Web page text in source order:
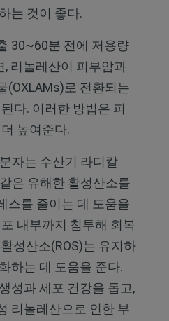
는 것이 좋다.
30~60분 전에 저용량
리놀레산이 피부암과
(OXLAMs)로 전환되는
다. 이러한 방법은 피
높여준다.
자는 수산기 라디칼
은 유해한 활성산소를
스를 줄이는 데 도움을
내부까지 침투해 회복
성산소(ROS)는 유지하
하는 데 도움을 준다.
성과 세포 건강을 돕고,
리놀레산으로 인한 부